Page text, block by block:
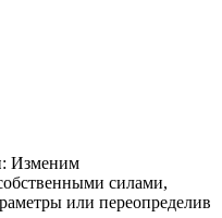
: Изменим
силами,
или переопределив